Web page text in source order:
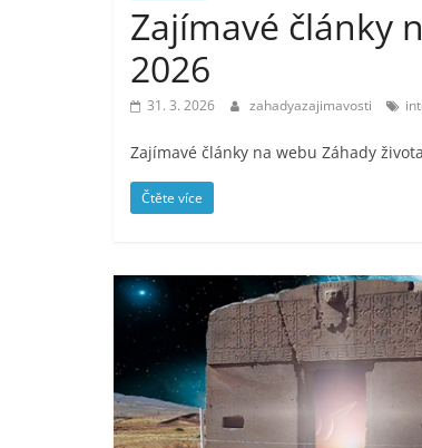
Zajímavé články
2026
31. 3. 2026 zahadyazajimavosti
Zajímavé články na webu Záhady
Čtěte více